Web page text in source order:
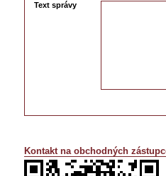
Text správy
Kontakt na obchodných